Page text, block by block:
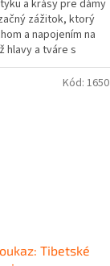
a krásy pre dámy
zážitok, ktorý
a napojením na
hlavy a tváre s
Tibetské
Kód: 1650